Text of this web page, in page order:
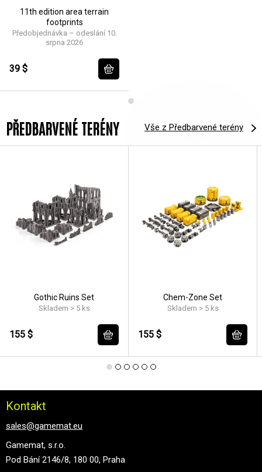
11th edition area terrain
footprints
Předobjednávka – odeslání 10.
srpna 2026
39 $
PŘEDBARVENÉ TERÉNY Vše z Předbarvené terény
Gothic Ruins Set
Skladem > 5 ks
155 $
Chem-Zone Set
Skladem > 5 ks
155 $
Kontakt
sales@gamemat.eu
Gamemat, s.r.o.
Pod Bání 2146/8, 180 00, Praha